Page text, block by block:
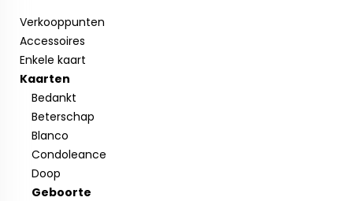
Verkooppunten
Accessoires
Enkele kaart
Kaarten
Bedankt
Beterschap
Blanco
Condoleance
Doop
Geboorte